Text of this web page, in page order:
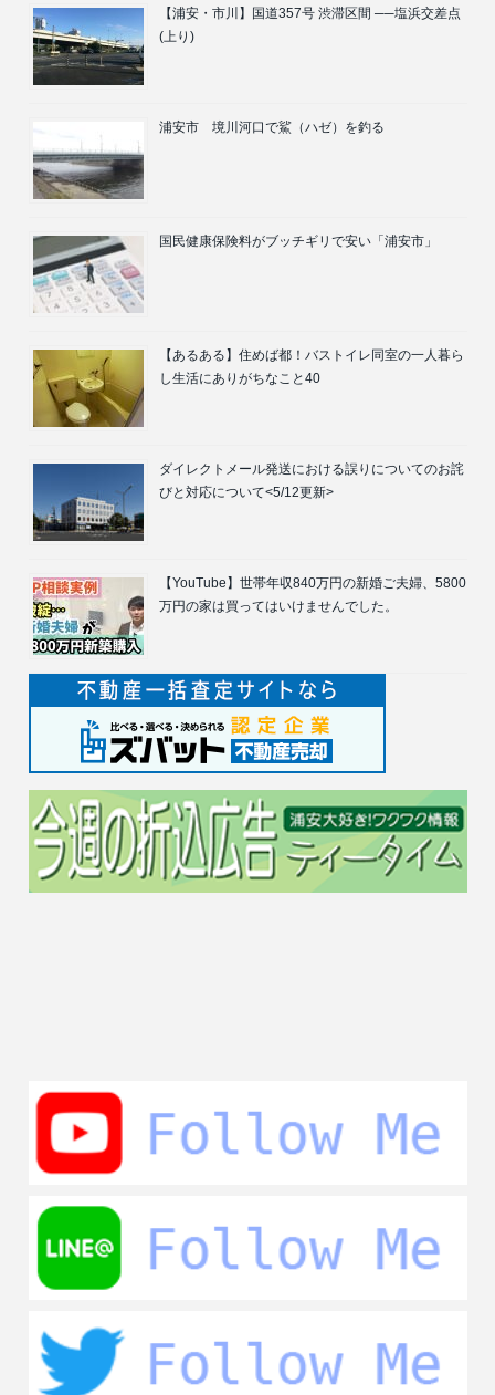
【浦安・市川】国道357号 渋滞区間 ──塩浜交差点
(上り)
浦安市 境川河口で鯊（ハゼ）を釣る
国民健康保険料がブッチギリで安い「浦安市」
【あるある】住めば都！バストイレ同室の一人暮ら
し生活にありがちなこと40
ダイレクトメール発送における誤りについてのお詫
びと対応について<5/12更新>
【YouTube】世帯年収840万円の新婚ご夫婦、5800
万円の家は買ってはいけませんでした。